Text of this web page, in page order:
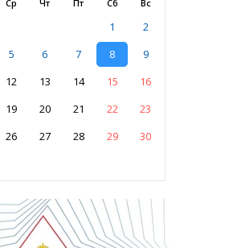
Ср Чт Пт Сб Вс
1
2
5 6 7 8
9
12 13 14 15
16
19 20 21 22
23
26 27 28 29
30